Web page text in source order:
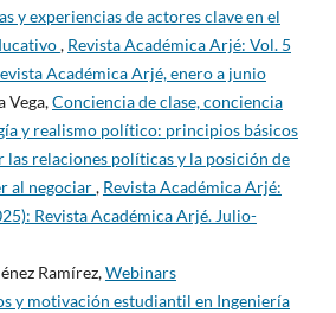
y experiencias de actores clave en el
, Revista Académica Arjé: Vol. 5
Académica Arjé, enero a junio
Vega,Conciencia de clase, conciencia
y realismo político: principios básicos
las relaciones políticas y la posición de
al negociar, Revista Académica Arjé:
Revista Académica Arjé. Julio-
Ramírez,Webinars
y motivación estudiantil en Ingeniería